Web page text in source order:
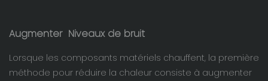
Augmenter Niveaux de bruit
Lorsque les composants matériels chauffent, la première
méthode pour réduire la chaleur consiste à augmenter